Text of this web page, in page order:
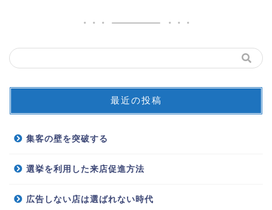
最近の投稿
集客の壁を突破する
選挙を利用した来店促進方法
広告しない店は選ばれない時代